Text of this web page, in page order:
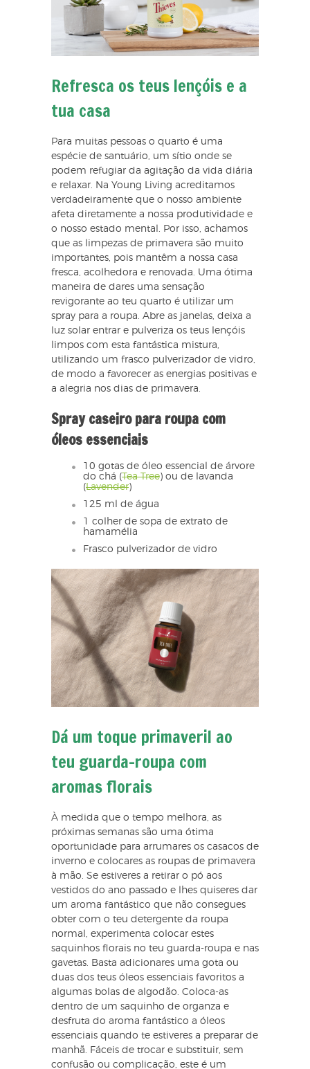
Refresca os teus lençóis e a
tua casa
Para muitas pessoas o quarto é uma
espécie de santuário, um sítio onde se
podem refugiar da agitação da vida diária
e relaxar. Na Young Living acreditamos
verdadeiramente que o nosso ambiente
afeta diretamente a nossa produtividade e
o nosso estado mental. Por isso, achamos
que as limpezas de primavera são muito
importantes, pois mantêm a nossa casa
fresca, acolhedora e renovada. Uma ótima
maneira de dares uma sensação
revigorante ao teu quarto é utilizar um
spray para a roupa. Abre as janelas, deixa a
luz solar entrar e pulveriza os teus lençóis
limpos com esta fantástica mistura,
utilizando um frasco pulverizador de vidro,
de modo a favorecer as energias positivas e
a alegria nos dias de primavera.
Spray caseiro para roupa com
óleos essenciais
10 gotas de óleo essencial de árvore
do chá (Tea Tree) ou de lavanda
(Lavender)
125 ml de água
1 colher de sopa de extrato de
hamamélia
Frasco pulverizador de vidro
Dá um toque primaveril ao
teu guarda-roupa com
aromas florais
À medida que o tempo melhora, as
próximas semanas são uma ótima
oportunidade para arrumares os casacos de
inverno e colocares as roupas de primavera
à mão. Se estiveres a retirar o pó aos
vestidos do ano passado e lhes quiseres dar
um aroma fantástico que não consegues
obter com o teu detergente da roupa
normal, experimenta colocar estes
saquinhos florais no teu guarda-roupa e nas
gavetas. Basta adicionares uma gota ou
duas dos teus óleos essenciais favoritos a
algumas bolas de algodão. Coloca-as
dentro de um saquinho de organza e
desfruta do aroma fantástico a óleos
essenciais quando te estiveres a preparar de
manhã. Fáceis de trocar e substituir, sem
confusão ou complicação, este é um